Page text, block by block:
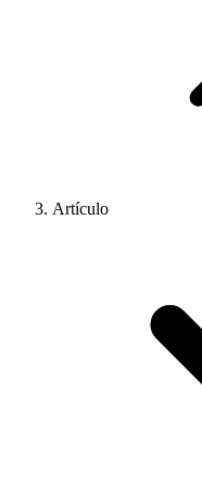
Artículo